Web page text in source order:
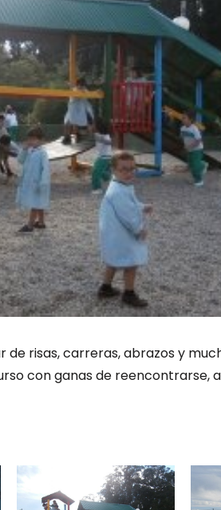
de risas, carreras, abrazos y
con ganas de reencontrarse,